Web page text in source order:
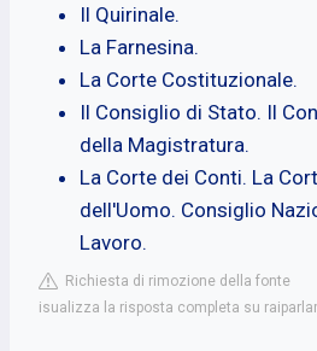
Il Quirinale.
La Farnesina.
La Corte Costituzionale.
Il Consiglio di Stato. Il
della Magistratura.
La Corte dei Conti. La
dell'Uomo. Consiglio
Lavoro.
Richiesta di rimozione della fonte
isualizza la risposta completa su